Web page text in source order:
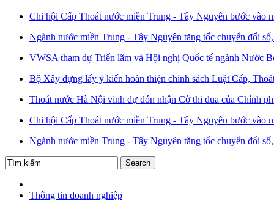
Chi hội Cấp Thoát nước miền Trung - Tây Nguyên bước vào
Ngành nước miền Trung - Tây Nguyên tăng tốc chuyển đổi
VWSA tham dự Triển lãm và Hội nghị Quốc tế ngành Nước
Bộ Xây dựng lấy ý kiến hoàn thiện chính sách Luật Cấp,
Thoát nước Hà Nội vinh dự đón nhận Cờ thi đua của Chính
Chi hội Cấp Thoát nước miền Trung - Tây Nguyên bước vào
Ngành nước miền Trung - Tây Nguyên tăng tốc chuyển đổi
Thông tin doanh nghiệp